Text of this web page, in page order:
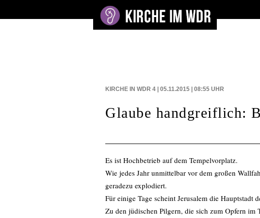
KIRCHE IN WDR 4 | 05.11.2015 | 08:55 UHR
Glaube handgreiflich:
Es ist Hochbetrieb auf dem Tempelvorplatz.
Wie jedes Jahr unmittelbar vor dem großen
geradezu explodiert.
Für einige Tage scheint Jerusalem die Hauptstadt
Zu den jüdischen Pilgern, die sich zum Opfern